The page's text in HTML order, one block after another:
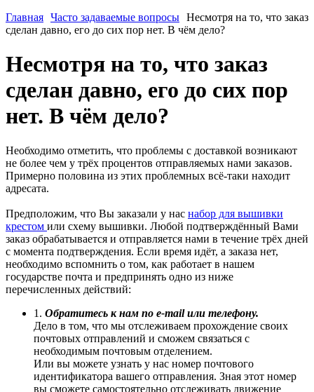
Главная Часто задаваемые вопросы Несмотря на то, что заказ
сделан давно, его до сих пор нет. В чём дело?
Несмотря на то, что заказ
сделан давно, его до сих пор
нет. В чём дело?
Необходимо отметить, что проблемы с доставкой возникают
не более чем у трёх процентов отправляемых нами заказов.
Примерно половина из этих проблемных всё-таки находит
адресата.
Предположим, что Вы заказали у нас набор для вышивки
крестом или схему вышивки. Любой подтверждённый Вами
заказ обрабатывается и отправляется нами в течение трёх дней
с момента подтверждения. Если время идёт, а заказа нет,
необходимо вспомнить о том, как работает в нашем
государстве почта и предпринять одно из ниже
перечисленных действий:
1. Обратитесь к нам по e-mail или телефону.
Дело в том, что мы отслеживаем прохождение своих
почтовых отправлений и сможем связаться с
необходимым почтовым отделением.
Или вы можете узнать у нас номер почтового
идентификатора вашего отправления. Зная этот номер
вы сможете самостоятельно отслеживать движение